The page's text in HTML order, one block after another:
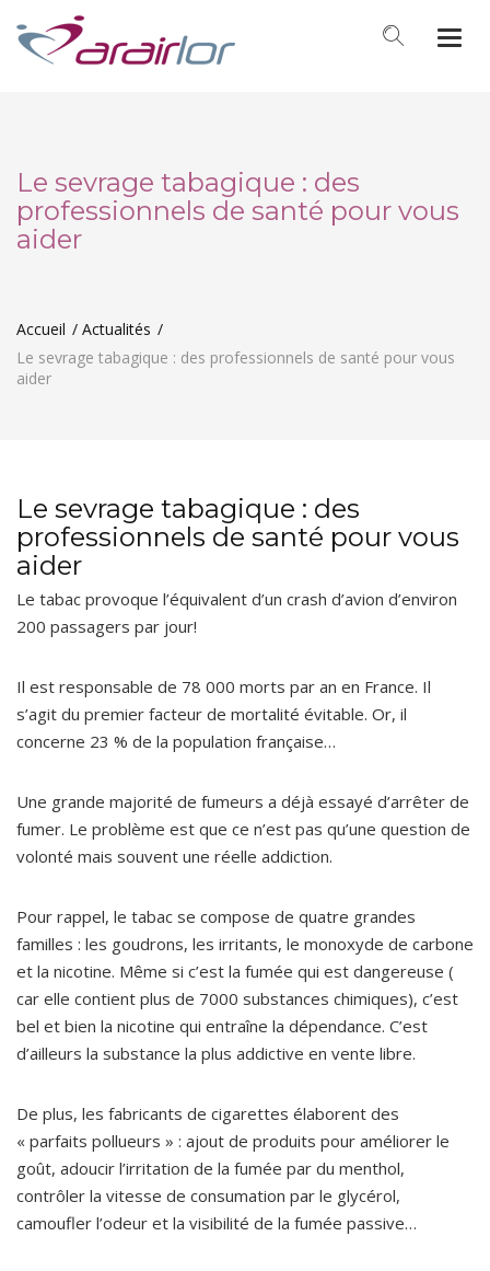
Le sevrage tabagique : des
professionnels de santé pour vous
aider
Accueil
Actualités
Le sevrage tabagique : des professionnels de santé pour vous
aider
Le sevrage tabagique : des
professionnels de santé pour vous
aider
Le tabac provoque l’équivalent d’un crash d’avion d’environ
200 passagers par jour!
Il est responsable de 78 000 morts par an en France. Il
s’agit du premier facteur de mortalité évitable. Or, il
concerne 23 % de la population française…
Une grande majorité de fumeurs a déjà essayé d’arrêter de
fumer. Le problème est que ce n’est pas qu’une question de
volonté mais souvent une réelle addiction.
Pour rappel, le tabac se compose de quatre grandes
familles : les goudrons, les irritants, le monoxyde de carbone
et la nicotine. Même si c’est la fumée qui est dangereuse (
car elle contient plus de 7000 substances chimiques), c’est
bel et bien la nicotine qui entraîne la dépendance. C’est
d’ailleurs la substance la plus addictive en vente libre.
De plus, les fabricants de cigarettes élaborent des
« parfaits pollueurs » : ajout de produits pour améliorer le
goût, adoucir l’irritation de la fumée par du menthol,
contrôler la vitesse de consumation par le glycérol,
camoufler l’odeur et la visibilité de la fumée passive…